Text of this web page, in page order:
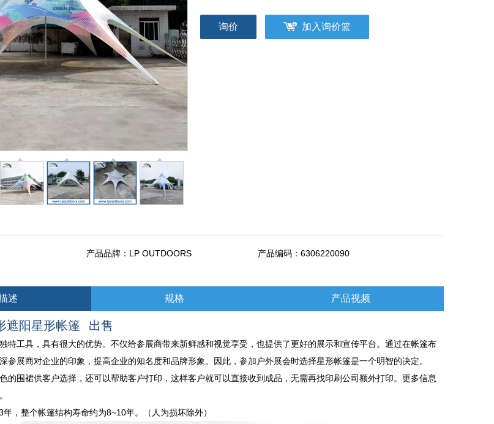
询价 加入询价篮
产品品牌： LP OUTDOORS 产品编码： 6306220090
述 规格 产品视频
遮阳星形帐篷 出售
特工具，具有很大的优势。不仅给参展商带来新鲜感和视觉享受，也提供了更好的展示和宣传平台。通过在帐篷布
参展商对企业的印象，提高企业的知名度和品牌形象。因此，参加户外展会时选择星形帐篷是一个明智的决定。
的围裙供客户选择，还可以帮助客户打印，这样客户就可以直接收到成品，无需再找印刷公司额外打印。更多信息
年，整个帐篷结构寿命约为8~10年。（人为损坏除外）